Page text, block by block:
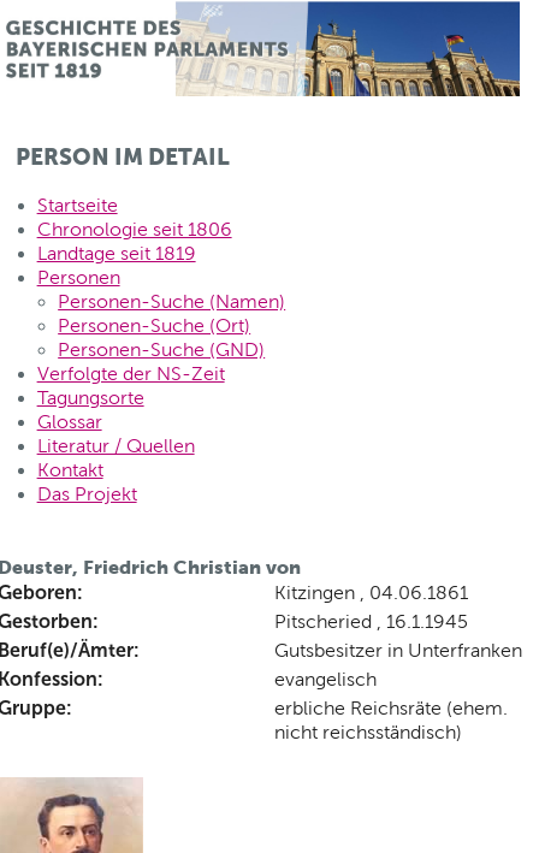
PERSON IM DETAIL
Startseite
Chronologie seit 1806
Landtage seit 1819
Personen
Personen-Suche (Namen)
Personen-Suche (Ort)
Personen-Suche (GND)
Verfolgte der NS-Zeit
Tagungsorte
Glossar
Literatur / Quellen
Kontakt
Das Projekt
Friedrich Christian von
Kitzingen , 04.06.1861
Pitscheried , 16.1.1945
Ämter: Gutsbesitzer in Unterfranken
evangelisch
erbliche Reichsräte (ehem.
nicht reichsständisch)